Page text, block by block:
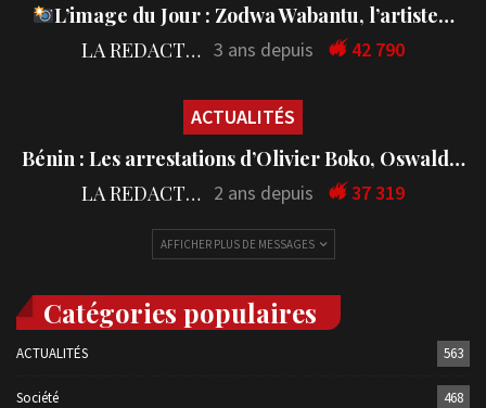
L’image du Jour : Zodwa Wabantu, l’artiste…
LA REDACTION 3 ans depuis 42 790
ACTUALITÉS
Bénin : Les arrestations d’Olivier Boko, Oswald…
LA REDACTION 2 ans depuis 37 319
AFFICHER PLUS DE MESSAGES
Catégories populaires
ACTUALITÉS 563
Société 468